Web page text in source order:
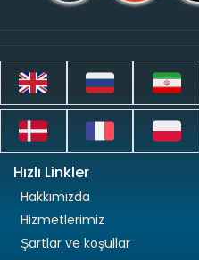
Hızlı Linkler
Hakkımızda
Hizmetlerimiz
Şartlar ve koşullar